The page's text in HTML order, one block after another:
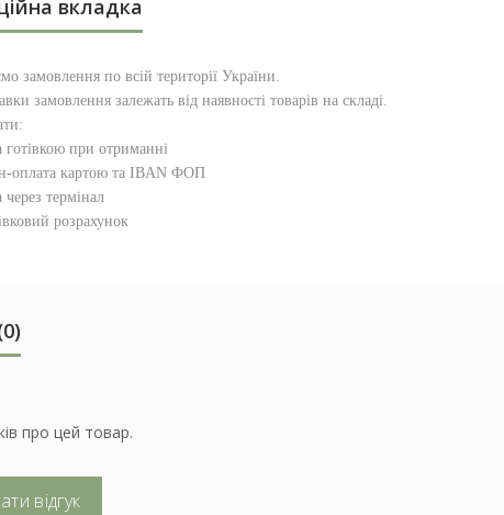
вкладка
замовлення по всій території України.
замовлення залежать від наявності товарів на складі.
готівкою при отриманні
оплата картою та IBAN ФОП
через термінал
розрахунок
про цей товар.
відгук